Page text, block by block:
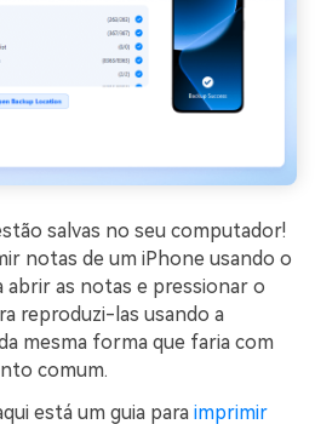
salvas no seu computador!
notas de um iPhone usando o
abrir as notas e pressionar o
reproduzi-las usando a
mesma forma que faria com
comum.
está um guia para imprimir